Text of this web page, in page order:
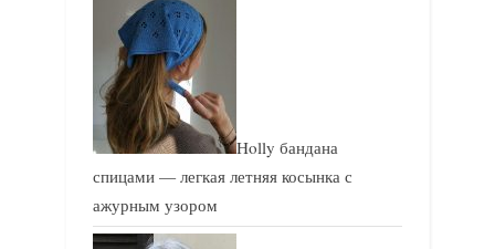
Holly бандана
спицами — легкая летняя косынка с
ажурным узором